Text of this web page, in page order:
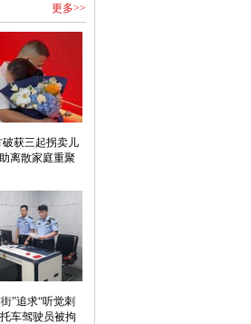
更多>>
破获三起拐卖儿
离散家庭重聚
”追求“听觉刺
车驾驶员被拘